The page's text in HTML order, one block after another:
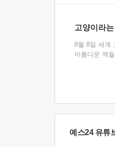
고양이라는
8월 8일 세계
아름다운 책
예스24 유튜